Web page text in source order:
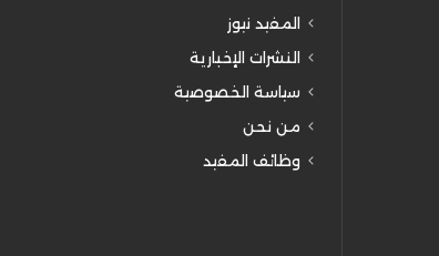
المفيد نيوز
النشرات الإخبارية
سياسة الخصوصية
من نحن
وظائف المفيد